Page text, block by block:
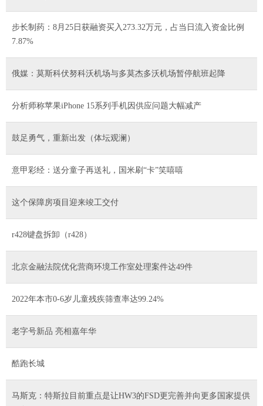
步长制药：8月25日获融资买入273.32万元，占当日流入资金比例
7.87%
俄媒：莫斯科伏努科沃机场与多莫杰多沃机场暂停航班起降
分析师称苹果iPhone 15系列手机因供应问题大幅减产
鼓足勇气，重新出发（体坛观澜）
意甲彩经：送分童子再送礼，国米刷“卡”笑嘻嘻
这个保障房项目迎来竣工交付
r428键盘拆卸（r428）
北京金融法院优化营商环境工作室处理案件达49件
2022年本市0-6岁儿童残疾筛查率达99.24%
老字号新品 亮相嘉年华
酷跑长城
马斯克：特斯拉目前重点是让HW3的FSD更完善并向更多国家提供